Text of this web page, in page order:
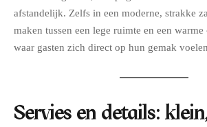
afstandelijk. Zelfs in een moderne, strakke
maken tussen een lege ruimte en een
waar gasten zich direct op hun gemak
Servies en details: